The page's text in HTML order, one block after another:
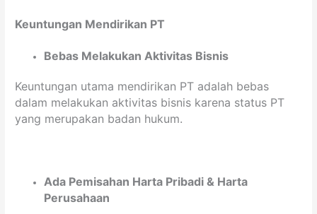
Keuntungan Mendirikan PT
Bebas Melakukan Aktivitas Bisnis
Keuntungan utama mendirikan PT adalah bebas
dalam melakukan aktivitas bisnis karena status PT
yang merupakan badan hukum.
Ada Pemisahan Harta Pribadi & Harta
Perusahaan